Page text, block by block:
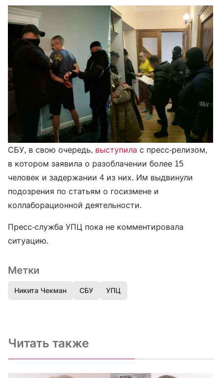
СБУ, в свою очередь, выступила с пресс-релизом,
в котором заявила о разоблачении более 15
человек и задержании 4 из них. Им выдвинули
подозрения по статьям о госизмене и
коллаборационной деятельности.
Пресс-служба УПЦ пока не комментировала
ситуацию.
Метки
Никита Чекман СБУ УПЦ
Читать также